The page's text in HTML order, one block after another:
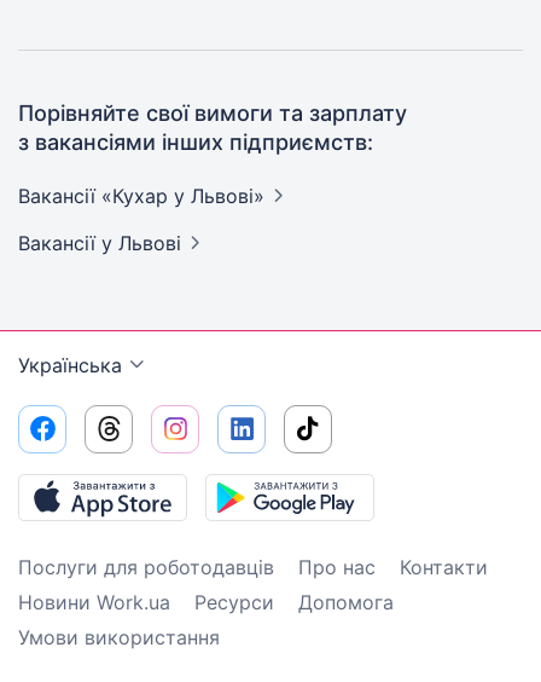
Порівняйте свої вимоги та зарплату
з вакансіями інших підприємств:
Вакансії «Кухар у Львові»
Вакансії у Львові
Українська
Послуги для роботодавців Про нас
Контакти
Новини Work.ua
Ресурси
Допомога
Умови використання